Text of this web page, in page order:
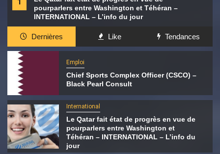
pourparlers entre Washington et Téhéran –
INTERNATIONAL – L’info du jour
Dernières Like Tendances
Emploi
Chief Sports Complex Officer (CSCO) –
Black Pearl Consult
International
Le Qatar fait état de progrès en vue de
pourparlers entre Washington et
Téhéran – INTERNATIONAL – L’info du
jour